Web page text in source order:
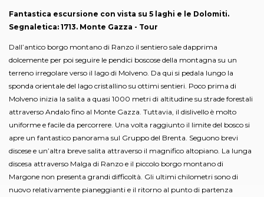
Fantastica escursione con vista su 5 laghi e le Dolomiti.
Segnaletica: 1713. Monte Gazza - Tour
Dall’antico borgo montano di Ranzo il sentiero sale dapprima
dolcemente per poi seguire le pendici boscose della montagna su un
terreno irregolare verso il lago di Molveno. Da qui si pedala lungo la
sponda orientale del lago cristallino su ottimi sentieri. Poco prima di
Molveno inizia la salita a quasi 1000 metri di altitudine su strade forestali
attraverso Andalo fino al Monte Gazza. Tuttavia, il dislivello è molto
uniforme e facile da percorrere. Una volta raggiunto il limite del bosco si
apre un fantastico panorama sul Gruppo del Brenta. Seguono brevi
discese e un’altra breve salita attraverso il magnifico altopiano. La lunga
discesa attraverso Malga di Ranzo e il piccolo borgo montano di
Margone non presenta grandi difficoltà. Gli ultimi chilometri sono di
nuovo relativamente pianeggianti e il ritorno al punto di partenza